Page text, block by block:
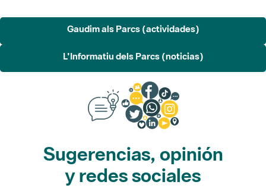
Gaudim als Parcs (actividades)
L'Informatiu dels Parcs (noticias)
Sugerencias, opinión
y redes sociales